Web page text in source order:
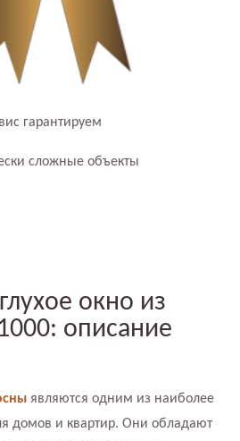
гарантируем
сложные объекты
окно из
описание
являются одним из наиболее
домов и квартир. Они обладают